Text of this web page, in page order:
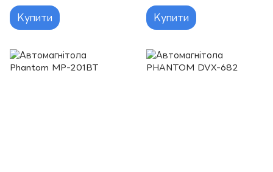
Купити Купити